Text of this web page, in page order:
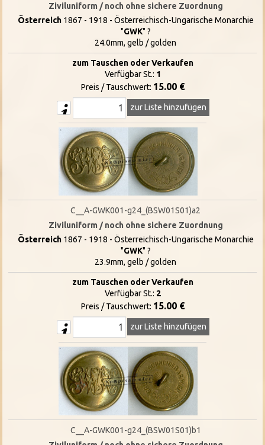
Ziviluniform / noch ohne sichere Zuordnung
Österreich1867 - 1918 - Österreichisch-Ungarische Monarchie
"GWK" ?
24.0mm, gelb / golden
zum Tauschen oder Verkaufen
Verfügbar St.: 1
Preis / Tauschwert: 15.00 €
zur Liste hinzufügen
C__A-GWK001-g24_(BSW01S01)a2
Ziviluniform / noch ohne sichere Zuordnung
Österreich1867 - 1918 - Österreichisch-Ungarische Monarchie
"GWK" ?
23.9mm, gelb / golden
zum Tauschen oder Verkaufen
Verfügbar St.: 2
Preis / Tauschwert: 15.00 €
zur Liste hinzufügen
C__A-GWK001-g24_(BSW01S01)b1